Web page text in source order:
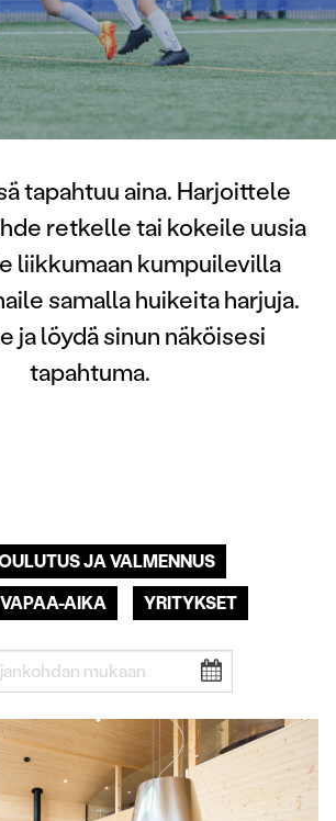
tapahtuu aina. Harjoittele
retkelle tai kokeile uusia
liikkumaan kumpuilevilla
samalla huikeita harjuja.
ja löydä sinun näköisesi
tapahtuma.
JA VALMENNUS
VAPAA-AIKA YRITYKSET